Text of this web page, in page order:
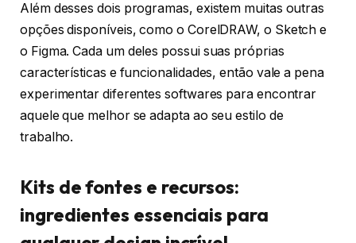
Além desses dois programas, existem muitas outras
opções disponíveis, como o CorelDRAW, o Sketch e
o Figma. Cada um deles possui suas próprias
características e funcionalidades, então vale a pena
experimentar diferentes softwares para encontrar
aquele que melhor se adapta ao seu estilo de
trabalho.
Kits de fontes e recursos:
ingredientes essenciais para